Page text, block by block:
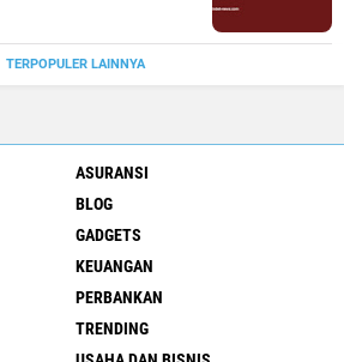
TERPOPULER LAINNYA
ASURANSI
BLOG
GADGETS
KEUANGAN
PERBANKAN
TRENDING